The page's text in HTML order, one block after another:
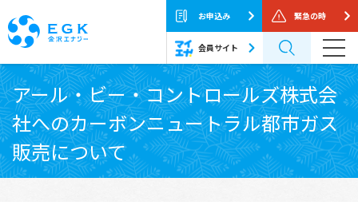
Skip
to
the
content
お申込み
会員サイト
緊急の時
アール・ビー・コントロールズ株式会
社へのカーボンニュートラル都市ガス
販売について